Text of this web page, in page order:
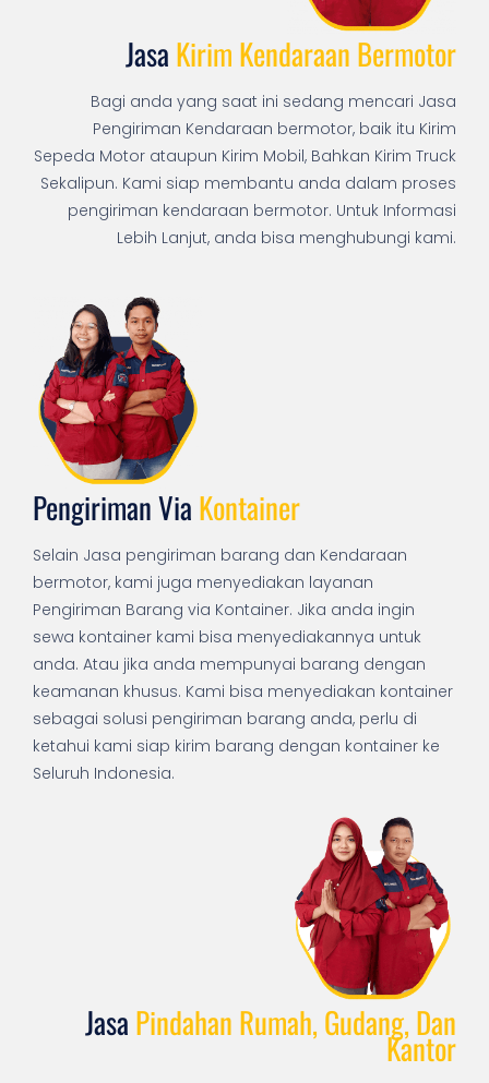
Jasa Kirim Kendaraan Bermotor
Bagi anda yang saat ini sedang mencari Jasa
Pengiriman Kendaraan bermotor, baik itu Kirim
Sepeda Motor ataupun Kirim Mobil, Bahkan Kirim Truck
Sekalipun. Kami siap membantu anda dalam proses
pengiriman kendaraan bermotor. Untuk Informasi
Lebih Lanjut, anda bisa menghubungi kami.
Pengiriman Via Kontainer
Selain Jasa pengiriman barang dan Kendaraan
bermotor, kami juga menyediakan layanan
Pengiriman Barang via Kontainer. Jika anda ingin
sewa kontainer kami bisa menyediakannya untuk
anda. Atau jika anda mempunyai barang dengan
keamanan khusus. Kami bisa menyediakan kontainer
sebagai solusi pengiriman barang anda, perlu di
ketahui kami siap kirim barang dengan kontainer ke
Seluruh Indonesia.
Jasa Pindahan Rumah, Gudang, Dan
Kantor